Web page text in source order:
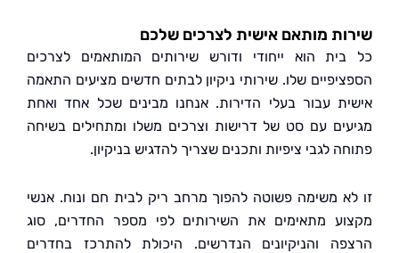
מותאם אישית לצרכים שלכם
הוא ייחודי ודורש שירותים המותאמים לצרכים
שלו. שירותי ניקיון לבתים חדשים מציעים התאמה
עבור בעלי הדירות. אנחנו מבינים שכל אחד ואחת
עם סט של דרישות וצרכים משלו ומתחילים בשיחה
לגבי ציפיות ותכנים שצריך להדגיש בניקיון.
משימה פשוטה להפוך מרחב ריק לבית חם ונוח. אנשי
מתאימים את השירותים לפי מספר החדרים, סוג
והניקיונים הנדרשים. היכולת להתרכז בחדרים